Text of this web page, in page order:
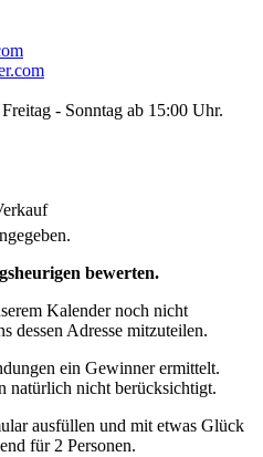
- Sonntag ab 15:00 Uhr.
bewerten.
Kalender noch nicht
dessen Adresse mitzuteilen.
ein Gewinner ermittelt.
natürlich nicht berücksichtigt.
ausfüllen und mit etwas Glück
für 2 Personen.